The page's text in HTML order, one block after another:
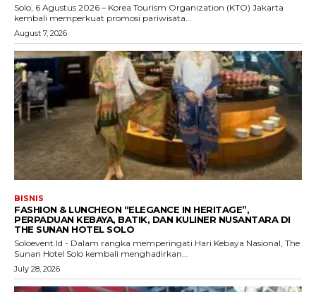
Solo, 6 Agustus 2026 – Korea Tourism Organization (KTO) Jakarta
kembali memperkuat promosi pariwisata...
August 7, 2026
BISNIS
FASHION & LUNCHEON “ELEGANCE IN HERITAGE”,
PERPADUAN KEBAYA, BATIK, DAN KULINER NUSANTARA DI
THE SUNAN HOTEL SOLO
Soloevent.Id - Dalam rangka memperingati Hari Kebaya Nasional, The
Sunan Hotel Solo kembali menghadirkan...
July 28, 2026